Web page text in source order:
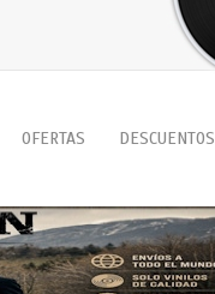
OFERTAS DESCUENTOS